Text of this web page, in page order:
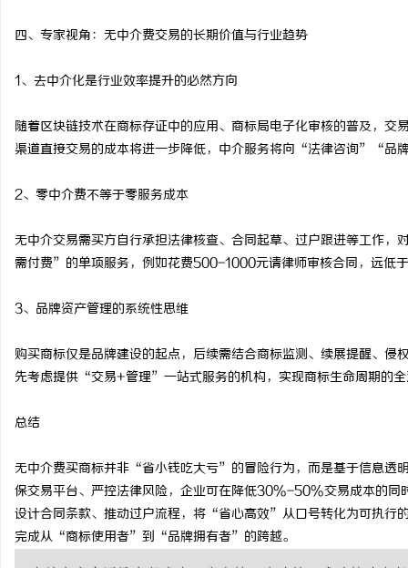
四、专家视角：无中介费交易的长期价值与行业趋势
1、去中介化是行业效率提升的必然方向
随着区块链技术在商标存证中的应用、商标局电子化审核的普及，
渠道直接交易的成本将进一步降低，中介服务将向“法律咨询”“品
2、零中介费不等于零服务成本
无中介交易需买方自行承担法律核查、合同起草、过户跟进等工作
需付费”的单项服务，例如花费500-1000元请律师审核合同，远低
3、品牌资产管理的系统性思维
购买商标仅是品牌建设的起点，后续需结合商标监测、续展提醒、
先考虑提供“交易+管理”一站式服务的机构，实现商标生命周期的
总结
无中介费买商标并非“省小钱吃大亏”的冒险行为，而是基于信息透
保交易平台、严控法律风险，企业可在降低30%-50%交易成本的
设计合同条款、推动过户流程，将“省心高效”从口号转化为可执行
完成从“商标使用者”到“品牌拥有者”的跨越。